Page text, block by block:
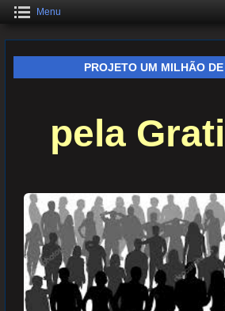
Menu
PROJETO UM MILHÃO
pela